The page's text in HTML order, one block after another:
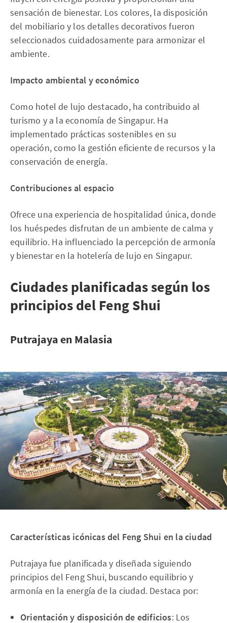
sensación de bienestar. Los colores, la disposición
del mobiliario y los detalles decorativos fueron
seleccionados cuidadosamente para armonizar el
ambiente.
Impacto ambiental y económico
Como hotel de lujo destacado, ha contribuido al
turismo y a la economía de Singapur. Ha
implementado prácticas sostenibles en su
operación, como la gestión eficiente de recursos y la
conservación de energía.
Contribuciones al espacio
Ofrece una experiencia de hospitalidad única, donde
los huéspedes disfrutan de un ambiente de calma y
equilibrio. Ha influenciado la percepción de armonía
y bienestar en la hotelería de lujo en Singapur.
Ciudades planificadas según los
principios del Feng Shui
Putrajaya en Malasia
Características icónicas del Feng Shui en la ciudad
Putrajaya fue planificada y diseñada siguiendo
principios del Feng Shui, buscando equilibrio y
armonía en la energía de la ciudad. Destaca por:
Orientación y disposición de edificios: Los